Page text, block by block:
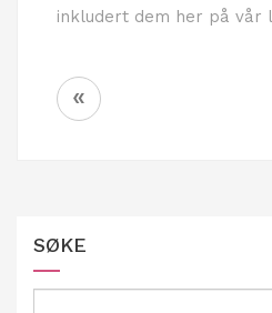
inkludert dem her på vår
«
SØKE